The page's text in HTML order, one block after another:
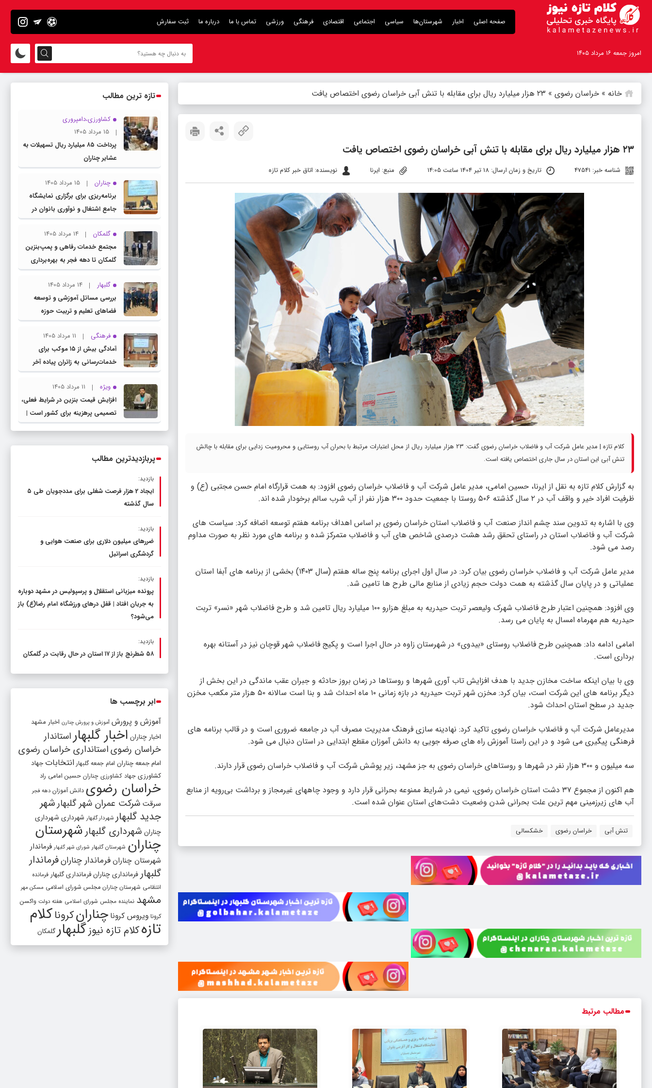
صفحه اصلی اخبار شهرستان‌ها سیاسی اجتماعی اقتصادی فرهنگی ورزشی تماس با ما درباره ما ثبت سفارش
امروز جمعه ۱۶ مرداد ۱۴۰۵
خانه » خراسان رضوی » ۲۳ هزار میلیارد ریال برای مقابله با تنش آبی خراسان رضوی اختصاص یافت
۲۳ هزار میلیارد ریال برای مقابله با تنش آبی خراسان رضوی اختصاص یافت
شناسه خبر: 47541 تاریخ و زمان ارسال: 18 تیر 1404 ساعت 14:05 منبع: ایرنا نویسنده: اتاق خبر کلام تازه
کلام تازه | مدیر عامل شرکت آب و فاضلاب خراسان رضوی گفت: ۲۳ هزار میلیارد ریال از محل اعتبارات مرتبط با بحران آب روستایی و محرومیت زدایی برای مقابله با چالش
تنش آبی این استان در سال جاری اختصاص یافته است.
به گزارش کلام تازه به نقل از ایرنا، حسین امامی، مدیر عامل شرکت آب و فاضلاب خراسان رضوی افزود: به همت قرارگاه امام حسن مجتبی (ع) و
ظرفیت افراد خیر و واقف آب در ۲ سال گذشته ۵۰۶ روستا با جمعیت حدود ۳۰۰ هزار نفر از آب شرب سالم برخودار شده اند.
وی با اشاره به تدوین سند چشم انداز صنعت آب و فاضلاب استان خراسان رضوی بر اساس اهداف برنامه هفتم توسعه اضافه کرد: سیاست های
شرکت آب و فاضلاب استان در راستای تحقق رشد هشت درصدی شاخص های آب و فاضلاب متمرکز شده و برنامه های مورد نظر به صورت مداوم
رصد می شود.
مدیر عامل شرکت آب و فاضلاب خراسان رضوی بیان کرد: در سال اول اجرای برنامه پنج ساله هفتم (سال ۱۴۰۳) بخشی از برنامه های آبفا استان
عملیاتی و در پایان سال گذشته به همت دولت حجم زیادی از منابع مالی طرح ها تامین شد.
وی افزود: همچنین اعتبار طرح فاضلاب شهرک ولیعصر تربت حیدریه به مبلغ هزارو ۱۰۰ میلیارد ریال تامین شد و طرح فاضلاب شهر «نسر» تربت
حیدریه هم مهرماه امسال به پایان می رسد.
امامی ادامه داد: همچنین طرح فاضلاب روستای «بیدوی» در شهرستان زاوه در حال اجرا است و پکیج فاضلاب شهر قوچان نیز در آستانه بهره
برداری است.
وی با بیان اینکه ساخت مخازن جدید با هدف افزایش تاب آوری شهرها و روستاها در زمان بروز حادثه و جبران عقب ماندگی در این بخش از
دیگر برنامه های این شرکت است، بیان کرد: مخزن شهر تربت حیدریه در بازه زمانی ۱۰ ماه احداث شد و بنا است سالانه ۵۰ هزار متر مکعب مخزن
جدید در سطح استان احداث شود.
مدیرعامل شرکت آب و فاضلاب خراسان رضوی تاکید کرد: نهادینه سازی فرهنگ مدیریت مصرف آب در جامعه ضروری است و در قالب برنامه های
فرهنگی پیگیری می شود و در این راستا آموزش راه های صرفه جویی به دانش آموزان مقطع ابتدایی در استان دنبال می شود.
سه میلیون و ۳۰۰ هزار نفر در شهرها و روستاهای خراسان رضوی به جز مشهد، زیر پوشش شرکت آب و فاضلاب خراسان رضوی قرار دارند.
هم اکنون از مجموع ۳۷ دشت استان خراسان رضوی، نیمی در شرایط ممنوعه بحرانی قرار دارد و وجود چاههای غیرمجاز و برداشت بی‌رویه از منابع
آب های زیرزمینی مهم ترین علت بحرانی شدن وضعیت دشت‌های استان عنوان شده است.
تنش آبی خراسان رضوی خشکسالی
مطالب مرتبط
تازه ترین مطالب
کشاورزی،دامپروری
15 مرداد 1405
پرداخت ۸۵ میلیارد ریال تسهیلات به
عشایر چناران
چناران
15 مرداد 1405
برنامه‌ریزی برای برگزاری نمایشگاه
جامع اشتغال و نوآوری بانوان در
چناران
گلمکان
14 مرداد 1405
مجتمع خدمات رفاهی و پمپ‌بنزین
گلمکان تا دهه فجر به بهره‌برداری
می‌رسد
گلبهار
14 مرداد 1405
بررسی مسائل آموزشی و توسعه
فضاهای تعلیم و تربیت حوزه
انتخابیه در نشست مشترک عضو
کمیسیون آموزش مجلس با مدیرکل
آموزش و پرورش خراسان رضوی
فرهنگی
11 مرداد 1405
آمادگی بیش از ۱۵ موکب برای
خدمات‌رسانی به زائران پیاده آخر
صفر در شهرستان چناران
ویژه
11 مرداد 1405
افزایش قیمت بنزین در شرایط فعلی،
تصمیمی پرهزینه برای کشور است |
دولت، قاچاق سوخت و عوامل اصلی
پربازدیدترین مطالب
بازدید:
ایجاد 2 هزار فرصت شغلی برای مددجویان طی ۵
سال گذشته
بازدید:
ضررهای میلیون دلاری برای صنعت هوایی و
گردشگری اسرائیل
بازدید:
پرونده میزبانی استقلال و پرسپولیس در مشهد دوباره
به جریان افتاد | قفل در‌های ورزشگاه امام رضا(ع) باز
می‌شود؟
بازدید:
۵۸ شطرنج‌ باز از ۱۷ استان در حال رقابت در گلمکان
ابر برچسب ها
آموزش و پرورش آموزش و پرورش چنارن اخبار مشهد
اخبار چناران اخبار گلبهار استاندار
خراسان رضویاستانداری خراسان رضوی
امام جمعه چناران امام جمعه گلبهار انتخابات جهاد
کشاورزی جهاد کشاورزی چناران حسین امامی راد
خراسان رضوی دانش آموزان دهه فجر
سرقت شرکت عمران شهر گلبهارشهر
جدید گلبهار شهردار گلبهار شهرداری شهرداری
چناران شهرداری گلبهار شهرستان
چناران شهرستان گلبهار شورای شهر گلبهار فرماندار
شهرستان چناران فرماندار چنارانفرماندار
گلبهار فرمانداری چنارانفرمانداری گلبهار فرمانده
انتظامی شهرستان چناران مجلس شورای اسلامی مسکن مهر
مشهد نماینده مجلس شورای اسلامی هفته دولت واکسن
کرونا ویروس کرونا چنارانکروناکلام
تازهکلام تازه نیوزگلبهارگلمکان